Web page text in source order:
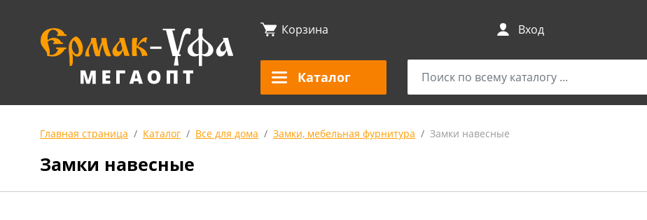
Корзина Вход
Каталог
Главная страница Каталог Все для дома Замки, мебельная фурнитура Замки навесные
Замки навесные